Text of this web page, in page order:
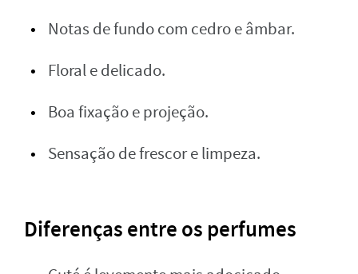
Notas de fundo com cedro e âmbar.
Floral e delicado.
Boa fixação e projeção.
Sensação de frescor e limpeza.
Diferenças entre os perfumes